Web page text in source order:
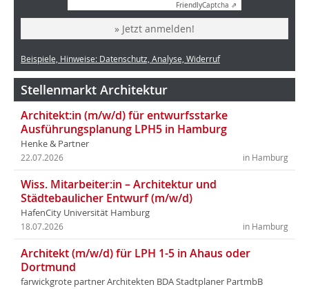
FriendlyCaptcha ⇗
» Jetzt anmelden!
Beispiele, Hinweise: Datenschutz, Analyse, Widerruf
Stellenmarkt Architektur
Architekt:in (m/w/d) für entwurfsstarke
Ausführungsplanung LPH5 in Hamburg
Henke & Partner
in Hamburg
22.07.2026
Wiss. Mitarbeiter:in – Architektur und
Städtebaulicher Entwurf (m/w/d)
HafenCity Universität Hamburg
in Hamburg
18.07.2026
Architekt (m/w/d) für LPH 1-5 in Ahaus oder
Dortmund
farwickgrote partner Architekten BDA Stadtplaner PartmbB